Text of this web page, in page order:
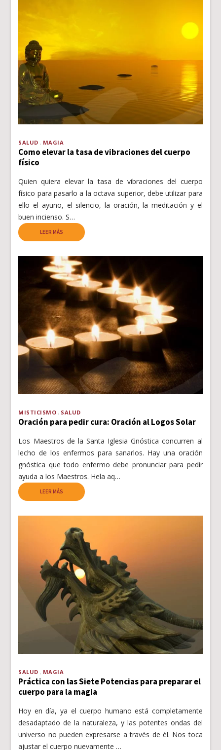
SALUD MAGIA
Como elevar la tasa de vibraciones del cuerpo
físico
Quien quiera elevar la tasa de vibraciones del cuerpo
físico para pasarlo a la octava superior, debe utilizar para
ello el ayuno, el silencio, la oración, la meditación y el
buen incienso. S…
LEER MÁS
MISTICISMO SALUD
Oración para pedir cura: Oración al Logos Solar
Los Maestros de la Santa Iglesia Gnóstica concurren al
lecho de los enfermos para sanarlos. Hay una oración
gnóstica que todo enfermo debe pronunciar para pedir
ayuda a los Maestros. Hela aq…
LEER MÁS
SALUD MAGIA
Práctica con las Siete Potencias para preparar el
cuerpo para la magia
Hoy en día, ya el cuerpo humano está completamente
desadaptado de la naturaleza, y las potentes ondas del
universo no pueden expresarse a través de él. Nos toca
ajustar el cuerpo nuevamente …